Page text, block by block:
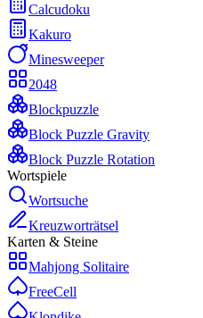
Calcudoku
Kakuro
Minesweeper
2048
Blockpuzzle
Block Puzzle Gravity
Block Puzzle Rotation
Wortspiele
Wortsuche
Kreuzworträtsel
Karten & Steine
Mahjong Solitaire
FreeCell